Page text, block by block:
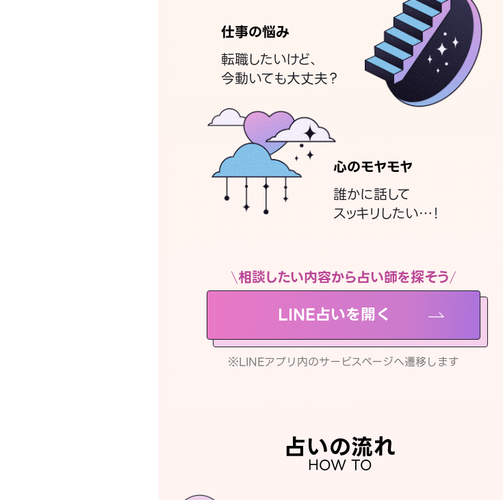
仕事の悩み
転職したいけど、
今動いても大丈夫？
心のモヤモヤ
誰かに話して
スッキリしたい…！
相談したい内容から占い師を探そう
LINE占いを開く
※LINEアプリ内のサービスページへ遷移します
占いの流れ
HOW TO